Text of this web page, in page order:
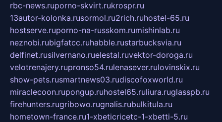
rbc-news.ruporno-skvirt.rukrospr.ru
13autor-kolonka.rusormol.ru2rich.ruhostel-65.ru
hostserve.ruporno-na-russkom.rumishinlab.ru
neznobi.rubigfatcc.ruhabble.rustarbucksvia.ru
delfinet.rusilvernano.ruelestal.ruvektor-doroga.ru
velotrenajery.rupronso54.rulenasever.rulovinskix.ru
show-pets.rusmartnews03.rudiscofoxworld.ru
miraclecoon.rupongup.ruhostel65.ruliura.ruglasspb.ru
firehunters.rugribowo.rugnalis.rubulkitula.ru
hometown-france.ru1-xbeticricetc-1-xbetti-5.ru